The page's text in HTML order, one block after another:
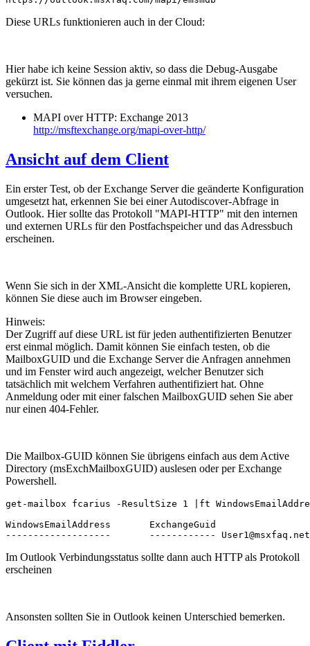
Diese URLs funktionieren auch in der Cloud:
Hier habe ich keine Session aktiv, so dass die Debug-Ausgabe
gekürzt ist. Sie können das ja gerne einmal mit ihrem eigenen User
versuchen.
MAPI over HTTP: Exchange 2013
http://msftexchange.org/mapi-over-http/
Ansicht auf dem Client
Ein erster Test, ob der Exchange Server die geänderte Konfiguration
umgesetzt hat, erkennen Sie bei einer Autodiscover-Abfrage in
Outlook. Hier sollte das Protokoll "MAPI-HTTP" mit den internen
und externen URLs für den Postfachspeicher und das Adressbuch
erscheinen.
Wenn Sie sich in der XML-Ansicht die komplette URL kopieren,
können Sie diese auch im Browser eingeben.
Hinweis:
Der Zugriff auf diese URL ist für jeden authentifizierten Benutzer
erst einmal möglich. Damit können Sie einfach testen, ob die
MailboxGUID und die Exchange Server die Anfragen annehmen
und im Fenster wird auch angezeigt, welcher Benutzer sich
tatsächlich mit welchem Verfahren authentifiziert hat. Ohne
Anmeldung oder mit einer falschen MailboxGUID sehen Sie aber
nur einen 404-Fehler.
Die Mailbox-GUID können Sie übrigens einfach aus dem Active
Directory (msExchMailboxGUID) auslesen oder per Exchange
Powershell.
get-mailbox fcarius -ResultSize 1 |ft
WindowsEmailAddress       ExchangeGuid
-------------------       ------------ User1@msxfaq.net
Im Outlook Verbindungsstatus sollte dann auch HTTP als Protokoll
erscheinen
Ansonsten sollten Sie in Outlook keinen Unterschied bemerken.